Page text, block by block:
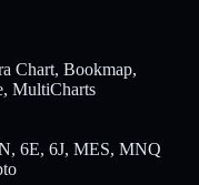
Chart, Bookmap,
MultiCharts
6E, 6J, MES, MNQ